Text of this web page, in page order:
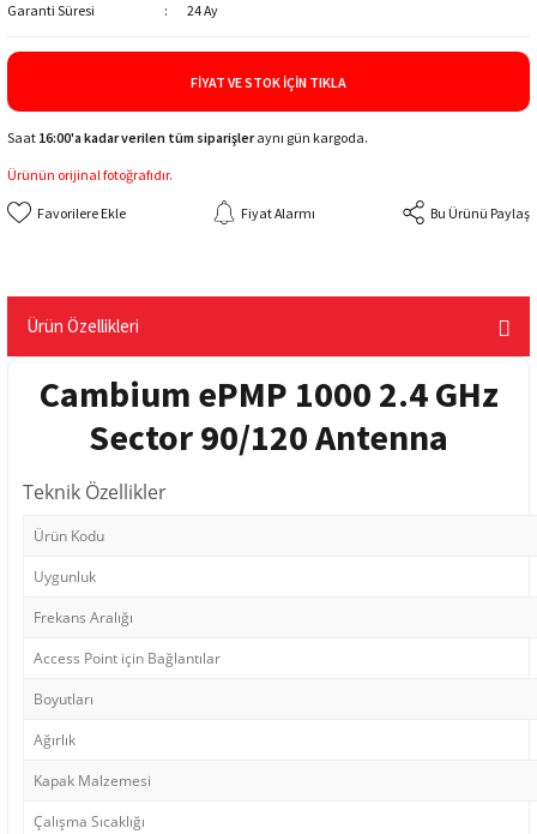
Garanti Süresi
24 Ay
FIYAT VE STOK İÇIN TIKLA
Saat 16:00'a kadar verilen tüm siparişleraynı gün kargoda.
Ürünün orijinal fotoğrafıdır.
Fiyat Alarmı Bu Ürünü Paylaş
Ürün Özellikleri
Cambium ePMP 1000 2.4 GHz
Sector 90/120 Antenna
Teknik Özellikler
Ürün Kodu
Uygunluk
Frekans Aralığı
Access Point için Bağlantılar
Boyutları
Ağırlık
Kapak Malzemesi
Çalışma Sıcaklığı